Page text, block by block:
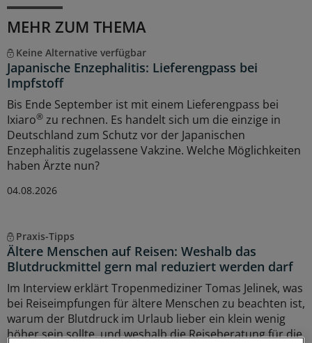
MEHR ZUM THEMA
Keine Alternative verfügbar
Japanische Enzephalitis: Lieferengpass bei
Impfstoff
Bis Ende September ist mit einem Lieferengpass bei
Ixiaro® zu rechnen. Es handelt sich um die einzige in
Deutschland zum Schutz vor der Japanischen
Enzephalitis zugelassene Vakzine. Welche Möglichkeiten
haben Ärzte nun?
04.08.2026
Praxis-Tipps
Ältere Menschen auf Reisen: Weshalb das
Blutdruckmittel gern mal reduziert werden darf
Im Interview erklärt Tropenmediziner Tomas Jelinek, was
bei Reiseimpfungen für ältere Menschen zu beachten ist,
warum der Blutdruck im Urlaub lieber ein klein wenig
höher sein sollte, und weshalb die Reiseberatung für die